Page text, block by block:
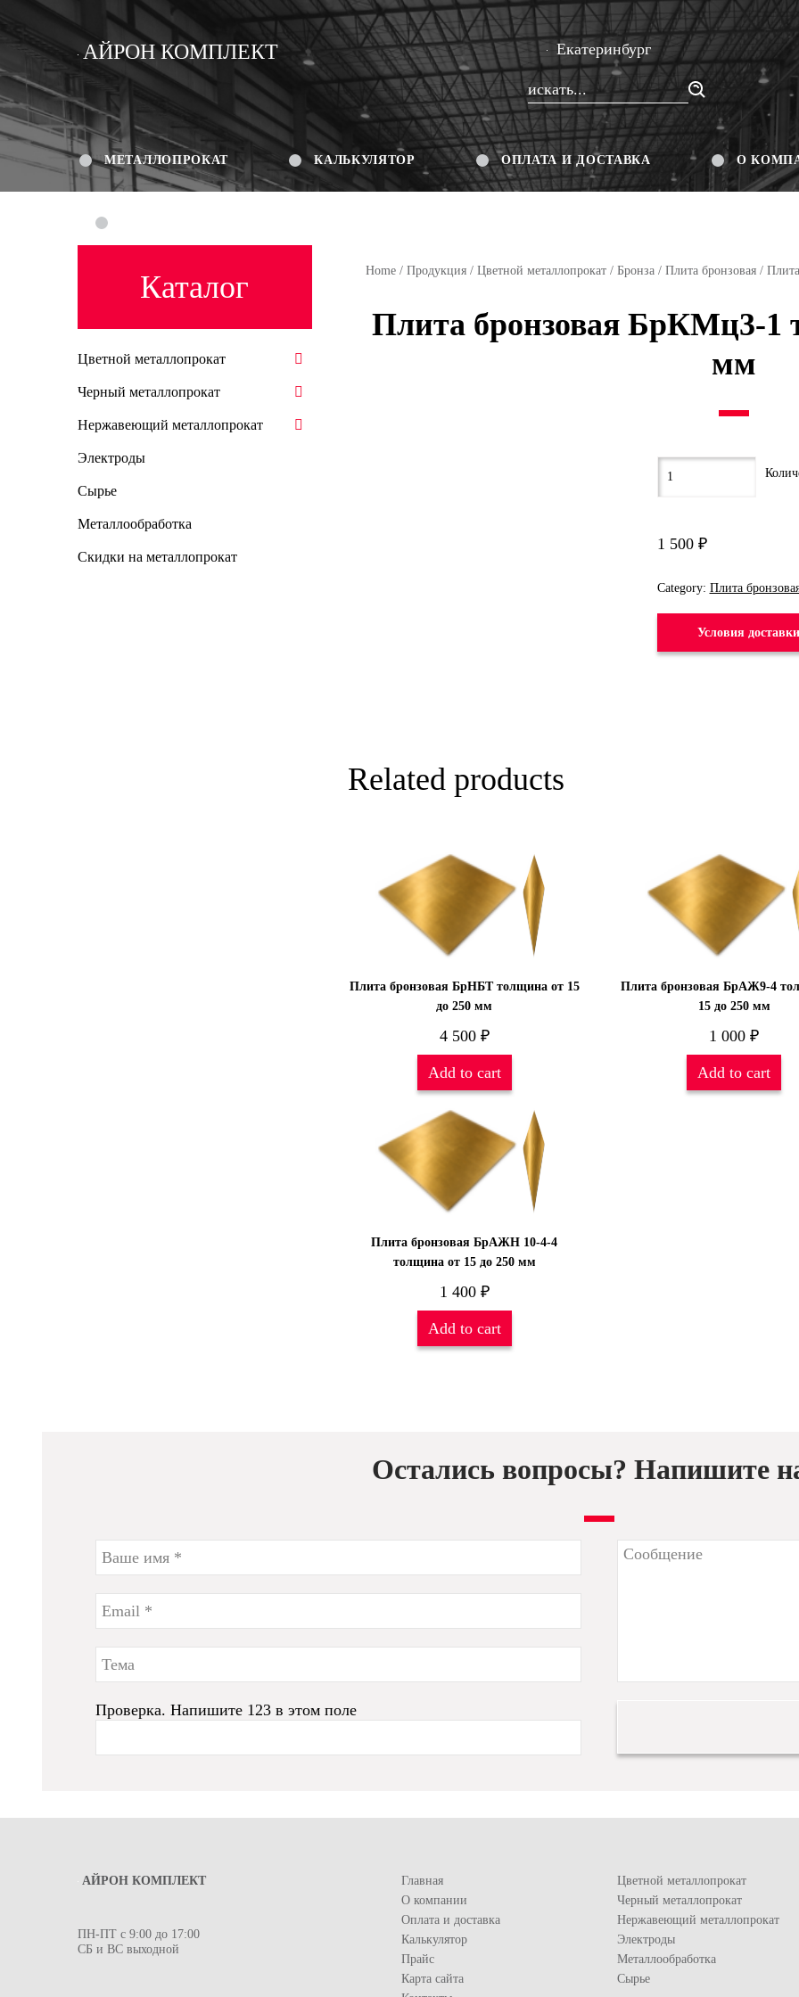
АЙРОН КОМПЛЕКТ Екатеринбург
МЕТАЛЛОПРОКАТ КАЛЬКУЛЯТОР ОПЛАТА И ДОСТАВКА О
Home/ Продукция/ Цветной металлопрокат/ Бронза/ Плита бронзовая/
Плита бронзовая БрКМц3-1
мм
1 500 ₽
Category: Плита
Условия доставки
Related products
Плита бронзовая БрНБТ толщина от 15
до 250 мм
4 500 ₽
Add to cart
Плита бронзовая БрАЖ9-4
15 до 250 мм
1 000₽
Add to cart
Плита бронзовая БрАЖН 10-4-4
толщина от 15 до 250 мм
1 400 ₽
Add to cart
Каталог
Цветной металлопрокат
Черный металлопрокат
Нержавеющий металлопрокат
Электроды
Сырье
Металлообработка
Скидки на металлопрокат
Остались вопросы? Напишите
Проверка. Напишите 123 в этом поле
АЙРОН КОМПЛЕКТ
ПН-ПТ с 9:00 до 17:00
СБ и ВС выходной
Главная
О компании
Оплата и доставка
Калькулятор
Прайс
Карта сайта
Цветной металлопрокат
Черный металлопрокат
Нержавеющий металлопрокат
Электроды
Металлообработка
Сырье